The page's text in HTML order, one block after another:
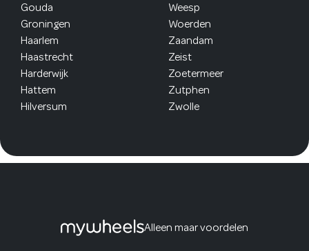
Gouda
Groningen
Haarlem
Haastrecht
Harderwijk
Hattem
Hilversum
Weesp
Woerden
Zaandam
Zeist
Zoetermeer
Zutphen
Zwolle
Alleen maar voordelen